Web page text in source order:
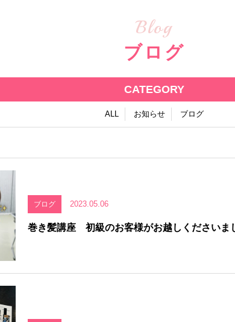
Blog
ブログ
CATEGORY
ALL お知らせ ブログ
ブログ 2023.05.06
巻き髪講座 初級のお客様がお越しくださいま